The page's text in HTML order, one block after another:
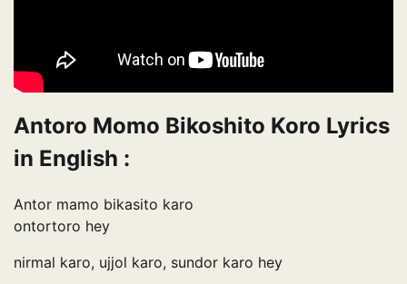
Antoro Momo Bikoshito Koro Lyrics
in English :
Antor mamo bikasito karo
ontortoro hey
nirmal karo, ujjol karo, sundor karo hey